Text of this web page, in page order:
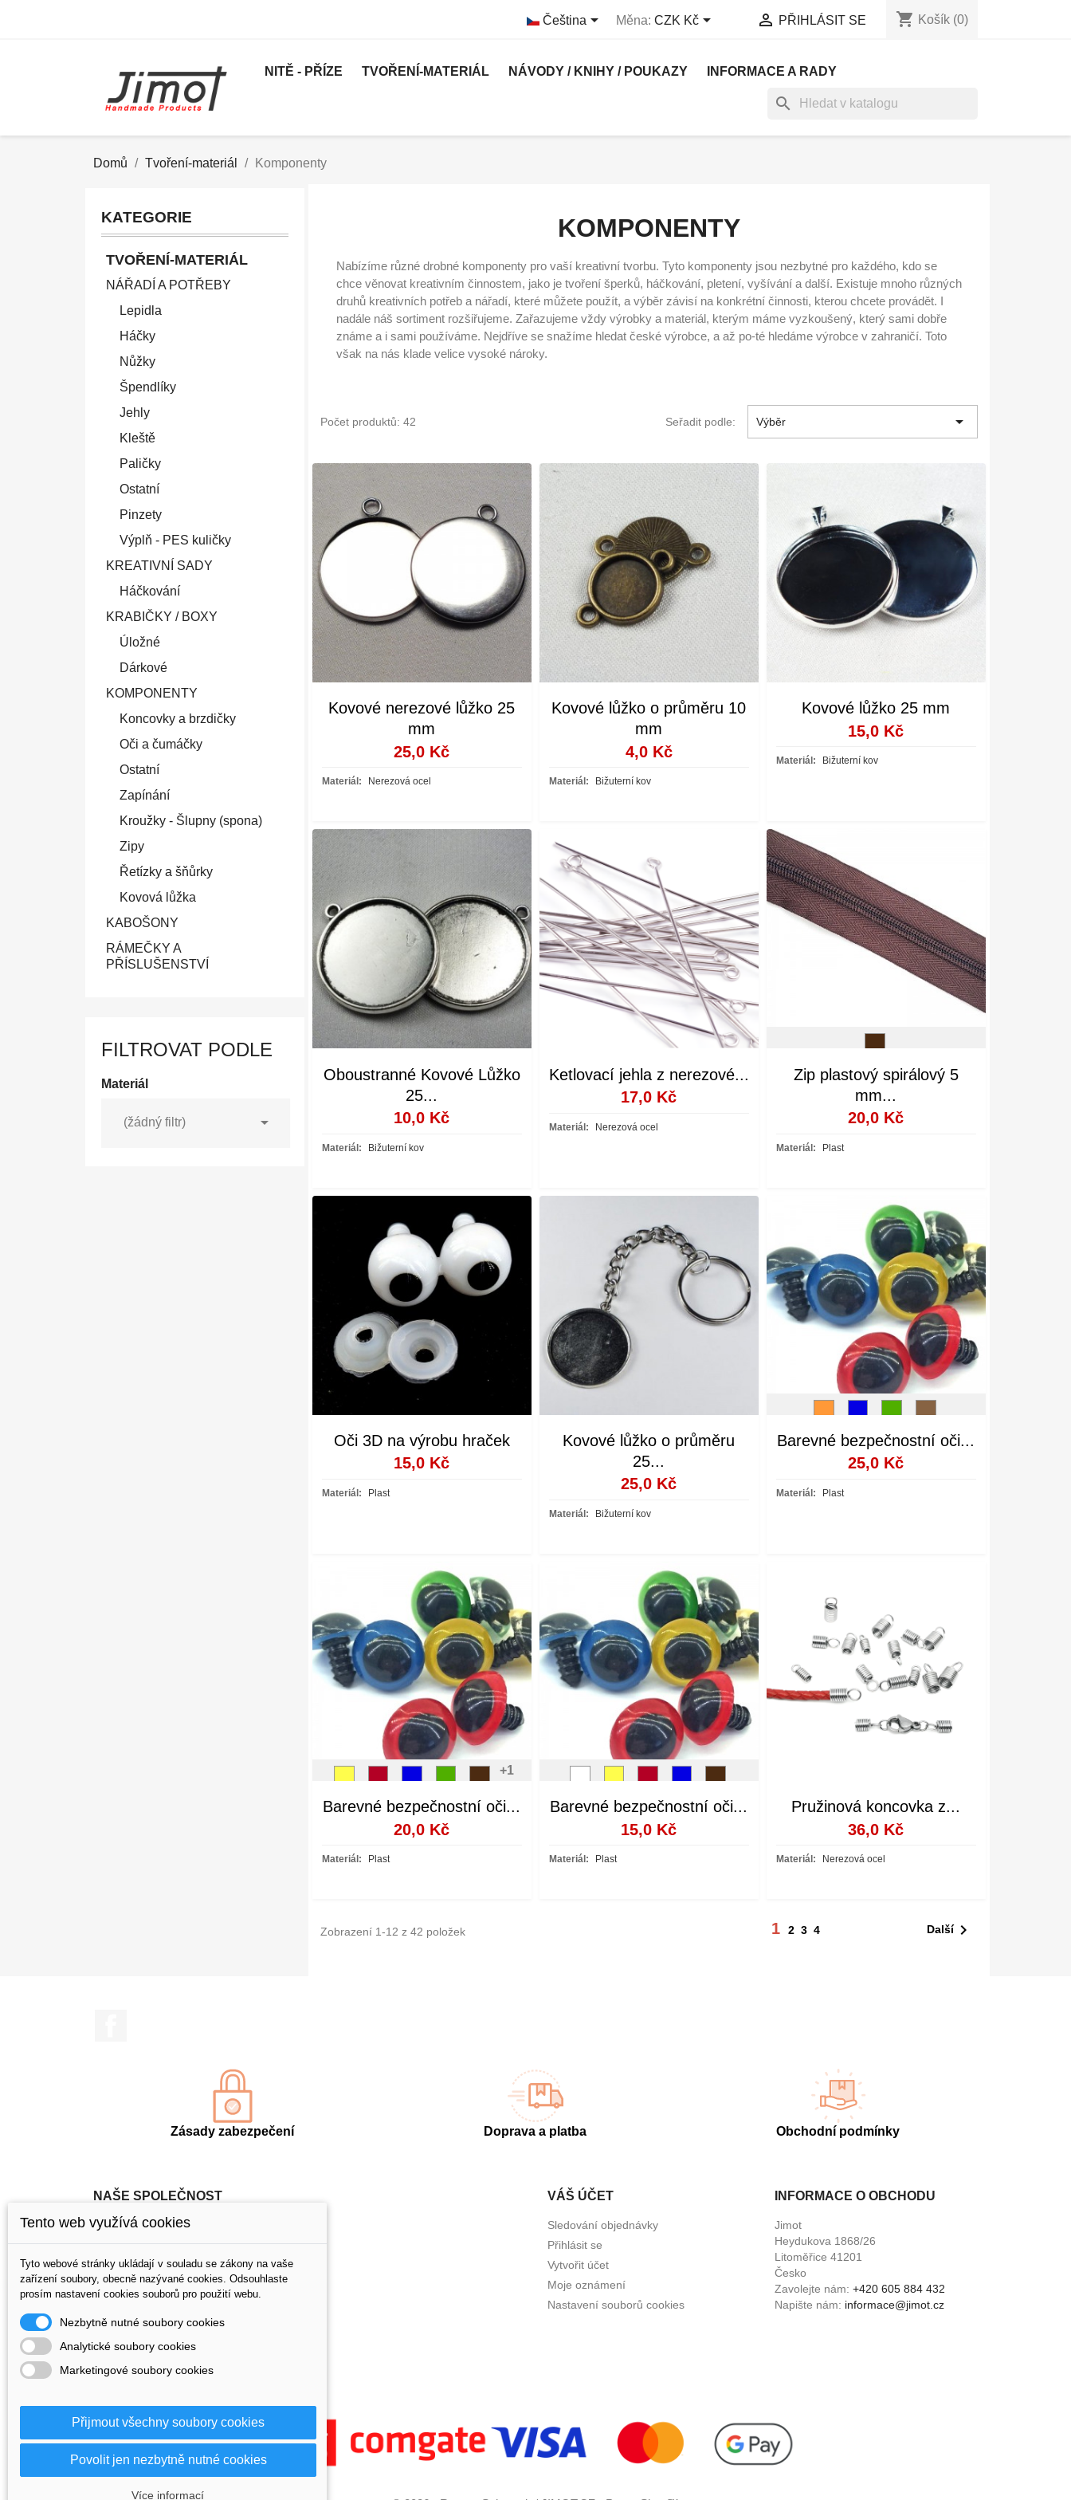
Čeština Měna: CZK Kč  PŘIHLÁSIT SE shopping_cart Košík (0)
NITĚ - PŘÍZE TVOŘENÍ-MATERIÁL NÁVODY / KNIHY / POUKAZY INFORMACE A RADY
search
Domů Tvoření-materiál Komponenty
KATEGORIE
TVOŘENÍ-MATERIÁL
NÁŘADÍ A POTŘEBY
Lepidla
Háčky
Nůžky
Špendlíky
Jehly
Kleště
Paličky
Ostatní
Pinzety
Výplň - PES kuličky
KREATIVNÍ SADY
Háčkování
KRABIČKY / BOXY
Úložné
Dárkové
KOMPONENTY
Koncovky a brzdičky
Oči a čumáčky
Ostatní
Zapínání
Kroužky - Šlupny (spona)
Zipy
Řetízky a šňůrky
Kovová lůžka
KABOŠONY
RÁMEČKY A
PŘÍSLUŠENSTVÍ
FILTROVAT PODLE
Materiál
(žádný filtr) 
KOMPONENTY
Nabízíme různé drobné komponenty pro vaší kreativní tvorbu. Tyto komponenty jsou nezbytné pro každého, kdo se
chce věnovat kreativním činnostem, jako je tvoření šperků, háčkování, pletení, vyšívání a další. Existuje mnoho různých
druhů kreativních potřeb a nářadí, které můžete použít, a výběr závisí na konkrétní činnosti, kterou chcete provádět. I
nadále náš sortiment rozšiřujeme. Zařazujeme vždy výrobky a materiál, kterým máme vyzkoušený, který sami dobře
známe a i sami používáme. Nejdříve se snažíme hledat české výrobce, a až po-té hledáme výrobce v zahraničí. Toto
však na nás klade velice vysoké nároky.
Počet produktů: 42 Seřadit podle: Výběr 
Kovové nerezové lůžko 25
mm
25,0 Kč
Materiál: Nerezová ocel
Kovové lůžko o průměru 10
mm
4,0 Kč
Materiál: Bižuterní kov
Kovové lůžko 25 mm
15,0 Kč
Materiál: Bižuterní kov
Oboustranné Kovové Lůžko
25...
10,0 Kč
Materiál: Bižuterní kov
Ketlovací jehla z nerezové...
17,0 Kč
Materiál: Nerezová ocel
Zip plastový spirálový 5
mm...
20,0 Kč
Materiál: Plast
Oči 3D na výrobu hraček
15,0 Kč
Materiál: Plast
Kovové lůžko o průměru
25...
25,0 Kč
Materiál: Bižuterní kov
Barevné bezpečnostní oči...
25,0 Kč
Materiál: Plast
+1
Barevné bezpečnostní oči...
20,0 Kč
Materiál: Plast
Barevné bezpečnostní oči...
15,0 Kč
Materiál: Plast
Pružinová koncovka z...
36,0 Kč
Materiál: Nerezová ocel
Zobrazení 1-12 z 42 položek 1 2 3 4 Další
Zásady zabezpečení Doprava a platba Obchodní podmínky
NAŠE SPOLEČNOST
Doprava a platba
Obchodní podmínky
Kontakt
Ochrana osobních údajů
Poukaz
Kontaktujte nás
Mapa stránek
VÁŠ ÚČET
Sledování objednávky
Přihlásit se
Vytvořit účet
Moje oznámení
Nastavení souborů cookies
INFORMACE O OBCHODU
Jimot
Heydukova 1868/26
Litoměřice 41201
Česko
Zavolejte nám: +420 605 884 432
Napište nám: informace@jimot.cz
Tento web využívá cookies
Tyto webové stránky ukládají v souladu se zákony na vaše
zařízení soubory, obecně nazývané cookies. Odsouhlaste
prosím nastavení cookies souborů pro použití webu.
Nezbytně nutné soubory cookies
Analytické soubory cookies
Marketingové soubory cookies
Přijmout všechny soubory cookies
Povolit jen nezbytně nutné cookies
Více informací